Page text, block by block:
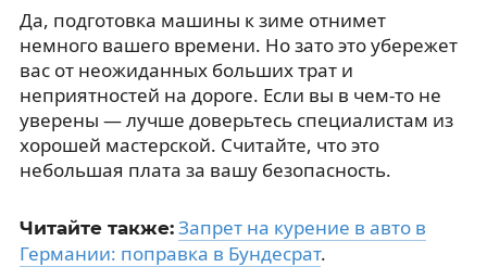
Да, подготовка машины к зиме отнимет
немного вашего времени. Но зато это убережет
вас от неожиданных больших трат и
неприятностей на дороге. Если вы в чем-то не
уверены — лучше доверьтесь специалистам из
хорошей мастерской. Считайте, что это
небольшая плата за вашу безопасность.
Читайте также: Запрет на курение в авто в
Германии: поправка в Бундесрат.